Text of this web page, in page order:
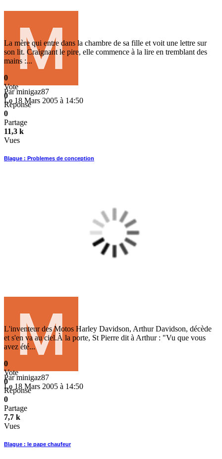
Parminigaz87
Le 18 Mars 2005 à 14:50
La mère qui entre dans la chambre de sa fille et voit une lettre sur
son lit. Craignant le pire, elle commence à la lire en tremblant des
mains :...
0
Vote
0
Réponse
0
Partage
11,3 k
Vues
Blague : Problemes de conception
Parminigaz87
Le 18 Mars 2005 à 14:50
L'inventeur des Motos Harley Davidson, Arthur Davidson, décède
et s'en va au ciel.À la porte, St Pierre dit à Arthur : "Vu que vous
avez été...
0
Vote
0
Réponse
0
Partage
7,7 k
Vues
Blague : le pape chaufeur